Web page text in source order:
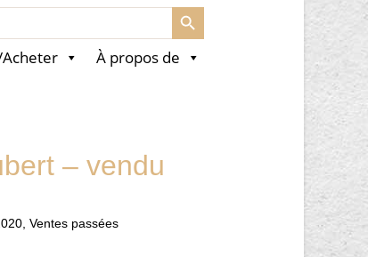
SEARCH BUTTON
À propos de
– vendu
, Ventes passées